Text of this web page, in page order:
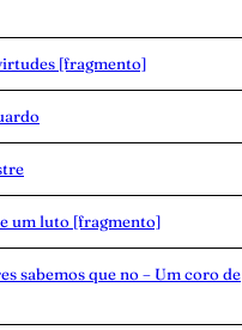
[fragmento]
um luto [fragmento]
sabemos que no – Um coro de